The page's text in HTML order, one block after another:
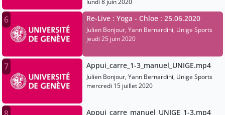
lundi 8 juin 2020
6 Re-Live : Yoga - Chloe : 25.06.2020
Julien Bonjour, Yann Bernardini, Unige Sports
jeudi 25 juin 2020
7 Appui_carre_1-3_manuel_UNIGE.mp4
Julien Bonjour, Yann Bernardini, Unige Sports
mercredi 15 juillet 2020
Appui_carre_manuel_UNIGE_1-3.mp4